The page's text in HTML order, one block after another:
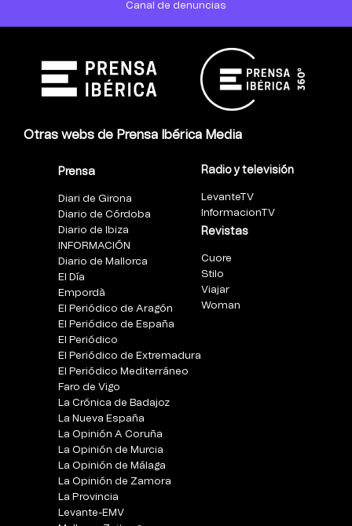
Canal de denuncias
Otras webs de Prensa Ibérica Media
Prensa
Diari de Girona
Diario de Córdoba
Diario de Ibiza
INFORMACIÓN
Diario de Mallorca
El Día
Empordà
El Periódico de Aragón
El Periódico de España
El Periódico
El Periódico de Extremadura
El Periódico Mediterráneo
Faro de Vigo
La Crónica de Badajoz
La Nueva España
La Opinión A Coruña
La Opinión de Murcia
La Opinión de Málaga
La Opinión de Zamora
La Provincia
Levante-EMV
Radio y televisión
LevanteTV
InformacionTV
Revistas
Cuore
Stilo
Viajar
Woman